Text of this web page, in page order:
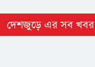
দেশজুড়ে এর সব খবর